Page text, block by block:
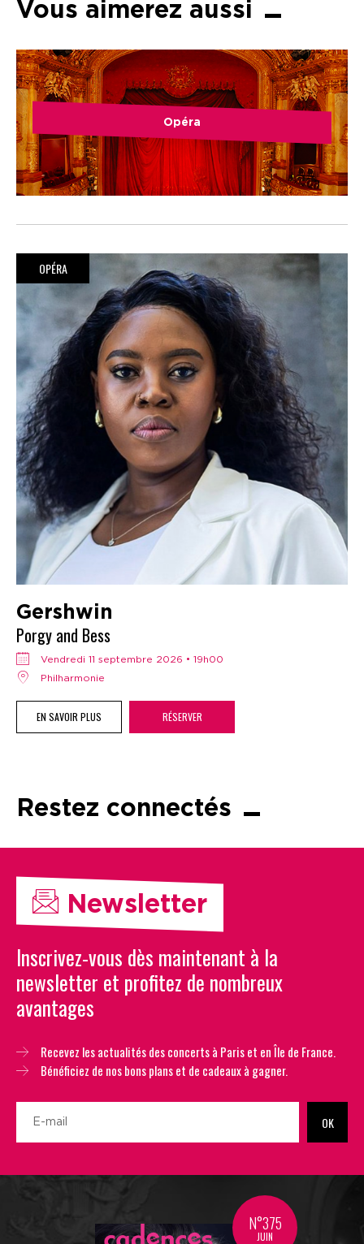
Vous aimerez aussi
Opéra
OPÉRA
Gershwin
Porgy and Bess
vendredi 11 septembre 2026 • 19h00
Philharmonie
EN SAVOIR PLUS RÉSERVER
Restez connectés
Newsletter
Inscrivez-vous dès maintenant à la
newsletter et profitez de nombreux
avantages
Recevez les actualités des concerts à Paris et en Île de France.
Bénéficiez de nos bons plans et de cadeaux à gagner.
OK
N°375
JUIN